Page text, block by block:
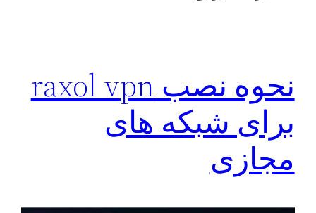
نحوه نصب raxol vpn
برای شبکه های
مجازی